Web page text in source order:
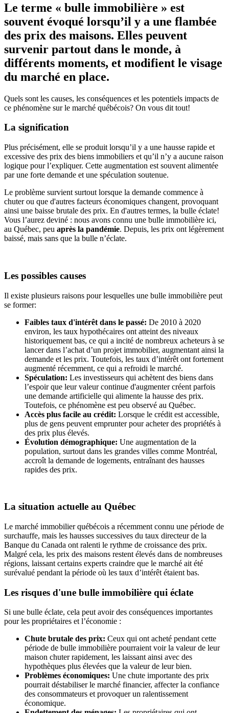
Le terme « bulle immobilière » est
souvent évoqué lorsqu’il y a une flambée
des prix des maisons. Elles peuvent
survenir partout dans le monde, à
différents moments, et modifient le visage
du marché en place.
Quels sont les causes, les conséquences et les potentiels impacts de
ce phénomène sur le marché québécois? On vous dit tout!
La signification
Plus précisément, elle se produit lorsqu’il y a une hausse rapide et
excessive des prix des biens immobiliers et qu’il n’y a aucune raison
logique pour l’expliquer. Cette augmentation est souvent alimentée
par une forte demande et une spéculation soutenue.
Le problème survient surtout lorsque la demande commence à
chuter ou que d'autres facteurs économiques changent, provoquant
ainsi une baisse brutale des prix. En d'autres termes, la bulle éclate!
Vous l’aurez deviné : nous avons connu une bulle immobilière ici,
au Québec, peu après la pandémie. Depuis, les prix ont légèrement
baissé, mais sans que la bulle n’éclate.
Les possibles causes
Il existe plusieurs raisons pour lesquelles une bulle immobilière peut
se former:
Faibles taux d'intérêt dans le passé: De 2010 à 2020
environ, les taux hypothécaires ont atteint des niveaux
historiquement bas, ce qui a incité de nombreux acheteurs à se
lancer dans l’achat d’un projet immobilier, augmentant ainsi la
demande et les prix. Toutefois, les taux d’intérêt ont fortement
augmenté récemment, ce qui a refroidi le marché.
Spéculation: Les investisseurs qui achètent des biens dans
l’espoir que leur valeur continue d'augmenter créent parfois
une demande artificielle qui alimente la hausse des prix.
Toutefois, ce phénomène est peu observé au Québec.
Accès plus facile au crédit: Lorsque le crédit est accessible,
plus de gens peuvent emprunter pour acheter des propriétés à
des prix plus élevés.
Évolution démographique: Une augmentation de la
population, surtout dans les grandes villes comme Montréal,
accroît la demande de logements, entraînant des hausses
rapides des prix.
La situation actuelle au Québec
Le marché immobilier québécois a récemment connu une période de
surchauffe, mais les hausses successives du taux directeur de la
Banque du Canada ont ralenti le rythme de croissance des prix.
Malgré cela, les prix des maisons restent élevés dans de nombreuses
régions, laissant certains experts craindre que le marché ait été
surévalué pendant la période où les taux d’intérêt étaient bas.
Les risques d'une bulle immobilière qui éclate
Si une bulle éclate, cela peut avoir des conséquences importantes
pour les propriétaires et l’économie :
Chute brutale des prix: Ceux qui ont acheté pendant cette
période de bulle immobilière pourraient voir la valeur de leur
maison chuter rapidement, les laissant ainsi avec des
hypothèques plus élevées que la valeur de leur bien.
Problèmes économiques: Une chute importante des prix
pourrait déstabiliser le marché financier, affecter la confiance
des consommateurs et provoquer un ralentissement
économique.